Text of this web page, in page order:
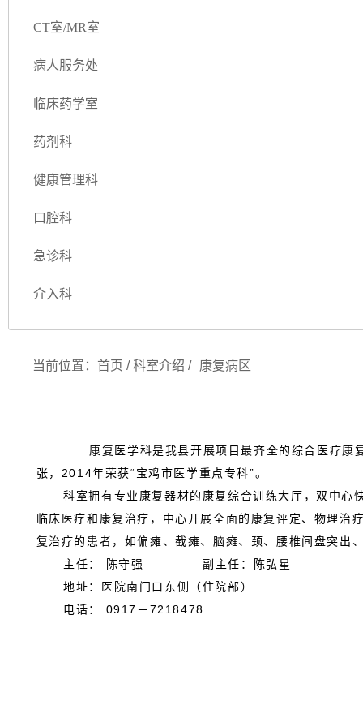
CT室/MR室
病人服务处
临床药学室
药剂科
健康管理科
口腔科
急诊科
介入科
当前位置： 首页 /科室介绍 / 康复病区
康复医学科是我县开展项目最齐全的综合医疗康
张，2014年荣获“宝鸡市医学重点专科”。
科室拥有专业康复器材的康复综合训练大厅，双中心快
临床医疗和康复治疗，中心开展全面的康复评定、物理治
复治疗的患者，如偏瘫、截瘫、脑瘫、颈、腰椎间盘突出
主任： 陈守强 副主任：陈弘星
地址：医院南门口东侧（住院部）
电话： 0917－7218478